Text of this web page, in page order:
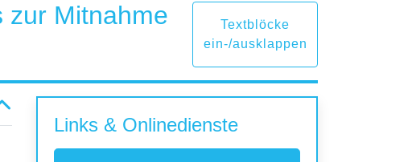
zur Mitnahme
Textblöcke
ein-/ausklappen
Links & Onlinedienste